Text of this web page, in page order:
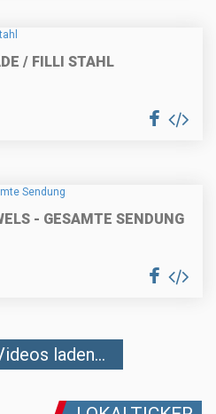
/ FILLI STAHL
- GESAMTE SENDUNG
laden...